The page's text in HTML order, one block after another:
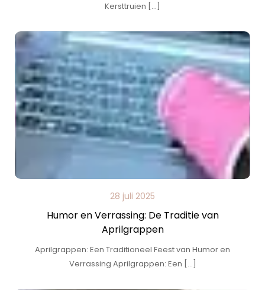
Kersttruien […]
28 juli 2025
Humor en Verrassing: De Traditie van
Aprilgrappen
Aprilgrappen: Een Traditioneel Feest van Humor en
Verrassing Aprilgrappen: Een […]